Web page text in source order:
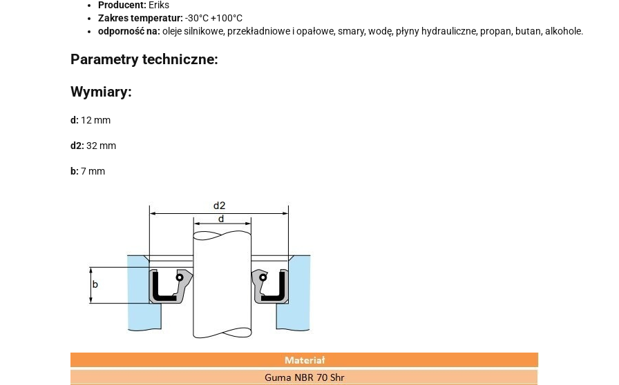
Producent: Eriks
Zakres temperatur: -30°C +100°C
odporność na: oleje silnikowe, przekładniowe i opałowe, smary, wodę, płyny hydrauliczne, propan, butan, alkohole.
Parametry techniczne:
Wymiary:
d: 12 mm
d2: 32 mm
b: 7 mm